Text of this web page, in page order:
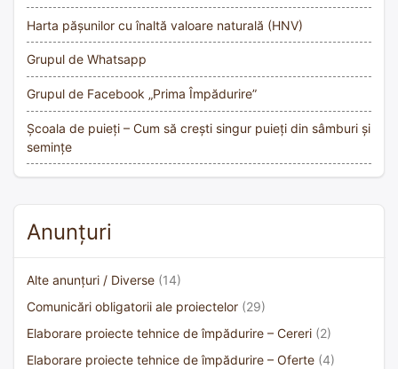
Harta pășunilor cu înaltă valoare naturală (HNV)
Grupul de Whatsapp
Grupul de Facebook „Prima Împădurire”
Școala de puieți – Cum să crești singur puieți din sâmburi și
semințe
Anunțuri
Alte anunțuri / Diverse (14)
Comunicări obligatorii ale proiectelor (29)
Elaborare proiecte tehnice de împădurire – Cereri (2)
Elaborare proiecte tehnice de împădurire – Oferte (4)